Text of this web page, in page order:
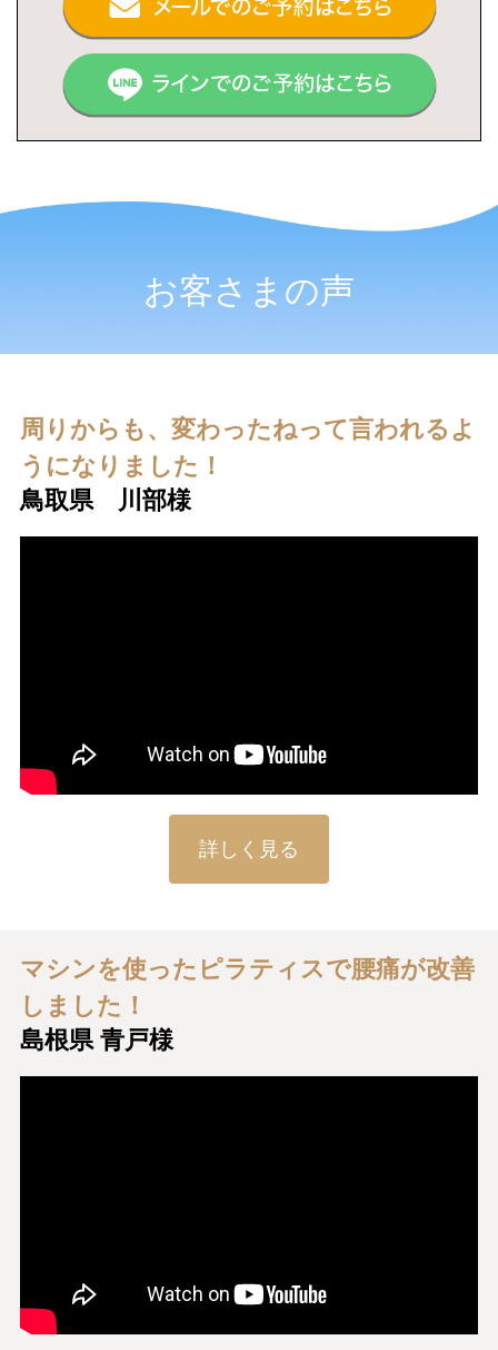
お客さまの声
周りからも、変わったねって言われるよ
うになりました！
鳥取県 川部様
詳しく見る
マシンを使ったピラティスで腰痛が改善
しました！
島根県 青戸様